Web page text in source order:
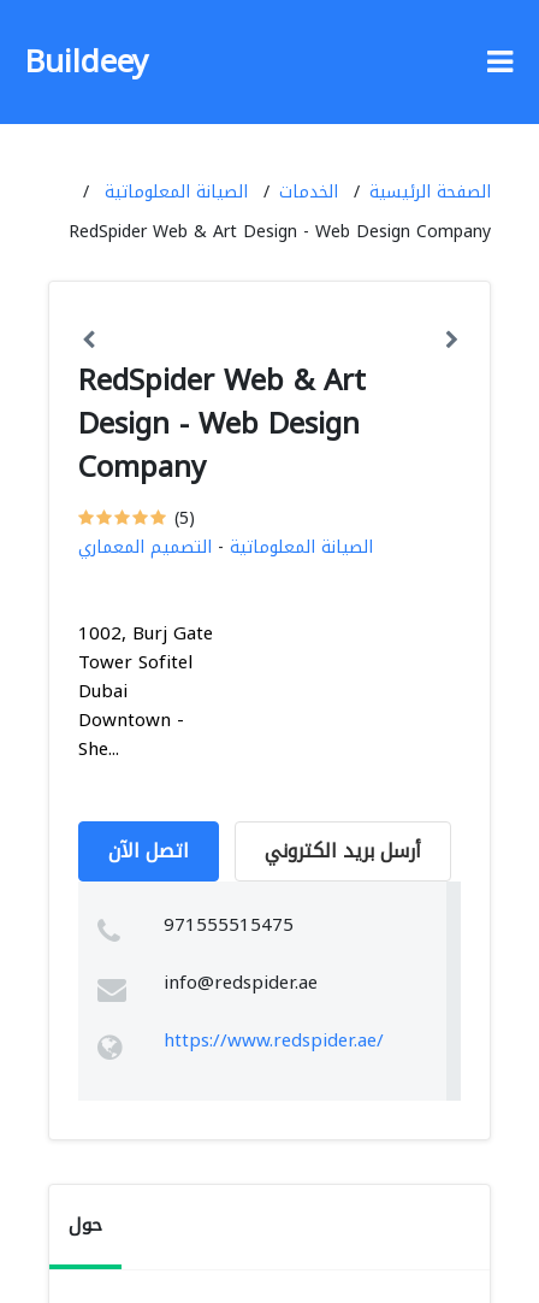
Buildeey
الصفحة الرئيسية الخدمات
الصيانة المعلوماتية
RedSpider Web & Art Design - Web Design Company
RedSpider Web & Art
Design - Web Design
Company
(5)
الصيانة المعلوماتية - التصميم المعماري
1002, Burj Gate
Tower Sofitel
Dubai
Downtown -
She...
اتصل الآن أرسل بريد الكتروني
971555515475
info@redspider.ae
https://www.redspider.ae/
حول